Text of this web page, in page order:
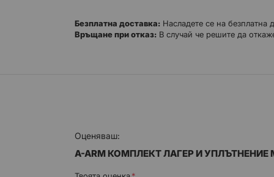
Безплатна доставка: Насладете се на безплатна
Връщане при отказ: В случай че решите да
Оценяваш:
A-ARM КОМПЛЕКТ ЛАГЕР И УПЛЪТНЕНИЕ